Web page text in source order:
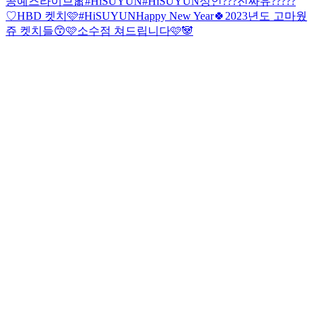
♡HBD 켓치🩷#HiSUYUNHappy New Year🍀 2023년도 고마웠
쥬 켓치들😙🩷소수점 쳐드립니다🩷🐼